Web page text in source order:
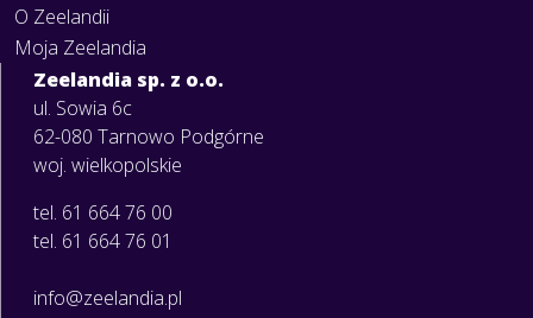
O Zeelandii
Moja Zeelandia
Zeelandia sp. z o.o.
ul. Sowia 6c
62-080 Tarnowo Podgórne
woj. wielkopolskie
tel. 61 664 76 00
tel. 61 664 76 01
info@zeelandia.pl